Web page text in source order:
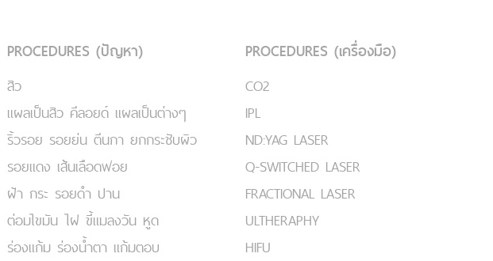
PROCEDURES (ปัญหา)
สิว
แผลเป็นสิว คีลอยด์ แผลเป็นต่างๆ
ริ้วรอย รอยย่น ตีนกา ยกกระชับผิว
รอยแดง เส้นเลือดฟอย
ฝ้า กระ รอยดำ ปาน
ต่อมไขมัน ไฝ ขี้แมลงวัน หูด
ร่องแก้ม ร่องน้ำตา แก้มตอบ
PROCEDURES (เครื่องมือ)
CO2
IPL
ND:YAG LASER
Q-SWITCHED LASER
FRACTIONAL LASER
ULTHERAPHY
HIFU